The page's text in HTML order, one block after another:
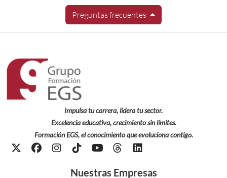
Preguntas frecuentes
Impulsa tu carrera, lidera tu sector.
Excelencia educativa, crecimiento sin límites.
Formación EGS, el conocimiento que evoluciona contigo.
Nuestras Empresas